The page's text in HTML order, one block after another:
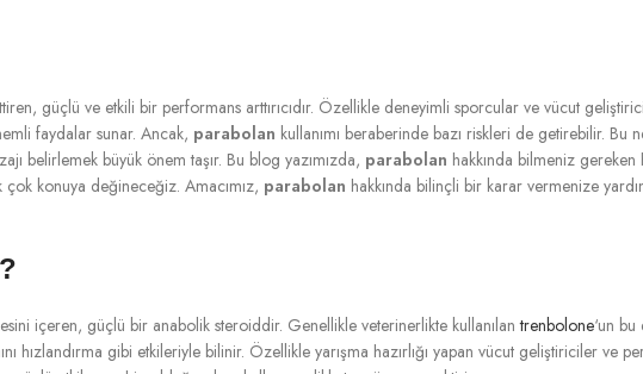
güçlü ve etkili bir performans arttırıcıdır. Özellikle deneyimli sporcular ve vücut
faydalar sunar. Ancak, parabolan kullanımı beraberinde bazı riskleri de getirebilir.
belirlemek büyük önem taşır. Bu blog yazımızda, parabolan hakkında bilmeniz gereken
çok konuya değineceğiz. Amacımız, parabolan hakkında bilinçli bir karar vermenize
içeren, güçlü bir anabolik steroiddir. Genellikle veterinerlikte kullanılantrenbolone‘un
hızlandırma gibi etkileriyle bilinir. Özellikle yarışma hazırlığı yapan vücut geliştiriciler ve